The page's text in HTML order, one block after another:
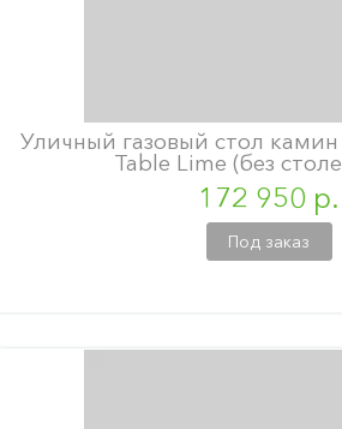
Уличный газовый стол
Table Lime (без
172 950 р.
Под заказ